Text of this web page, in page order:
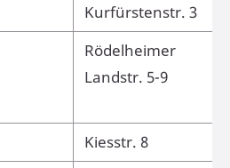
Kurfürstenstr. 3
Rödelheimer
Landstr. 5-9
Kiesstr. 8